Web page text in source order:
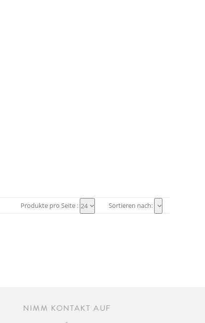
Produkte pro Seite : 24 Sortieren nach:
NIMM KONTAKT AUF